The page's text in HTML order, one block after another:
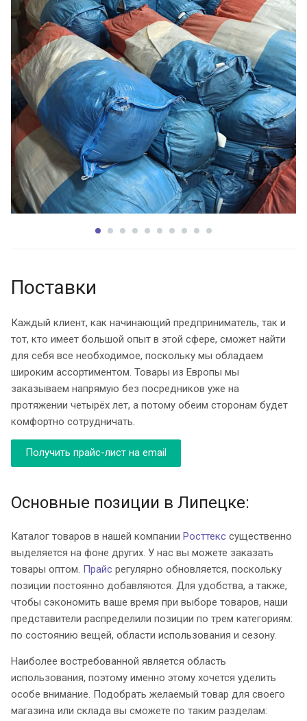
Поставки
Каждый клиент, как начинающий предприниматель, так и
тот, кто имеет большой опыт в этой сфере, сможет найти
для себя все необходимое, поскольку мы обладаем
широким ассортиментом. Товары из Европы мы
заказываем напрямую без посредников уже на
протяжении четырёх лет, а потому обеим сторонам будет
комфортно сотрудничать.
Получить прайс-лист на email
Основные позиции в Липецке:
Каталог товаров в нашей компании Росттекс существенно
выделяется на фоне других. У нас вы можете заказать
товары оптом. Прайс регулярно обновляется, поскольку
позиции постоянно добавляются. Для удобства, а также,
чтобы сэкономить ваше время при выборе товаров, наши
представители распределили позиции по трем категориям:
по состоянию вещей, области использования и сезону.
Наиболее востребованной является область
использования, поэтому именно этому хочется уделить
особе внимание. Подобрать желаемый товар для своего
магазина или склада вы сможете по таким разделам: